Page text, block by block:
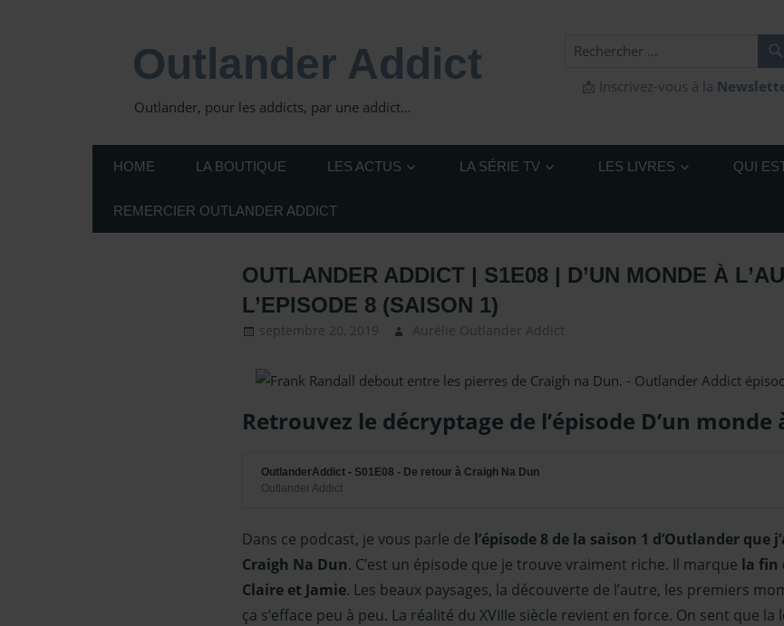
contentOutlander Addict
Outlander, pour les addicts, par une addict…
📩 Inscrivez-vous à la
HOME LA BOUTIQUE LES ACTUS LA SÉRIE TV LES LIVRES QUI
REMERCIER OUTLANDER ADDICT
OUTLANDER ADDICT | S1E08 | D’UN MONDE À
L’EPISODE 8 (SAISON 1)
septembre 20, 2019 Aurélie Outlander Addict
Retrouvez le décryptage de l’épisode D’un monde
OutlanderAddict - S01E08 - De retour à Craigh Na Dun
Outlander Addict
Dans ce podcast, je vous parle de l’épisode 8 de la saison 1 d’Outlander que
Craigh Na Dun. C’est un épisode que je trouve vraiment riche. Il marque la fin
Claire et Jamie. Les beaux paysages, la découverte de l’autre, les premiers
ça s’efface peu à peu. La réalité du XVIIIe siècle revient en force. On sent que